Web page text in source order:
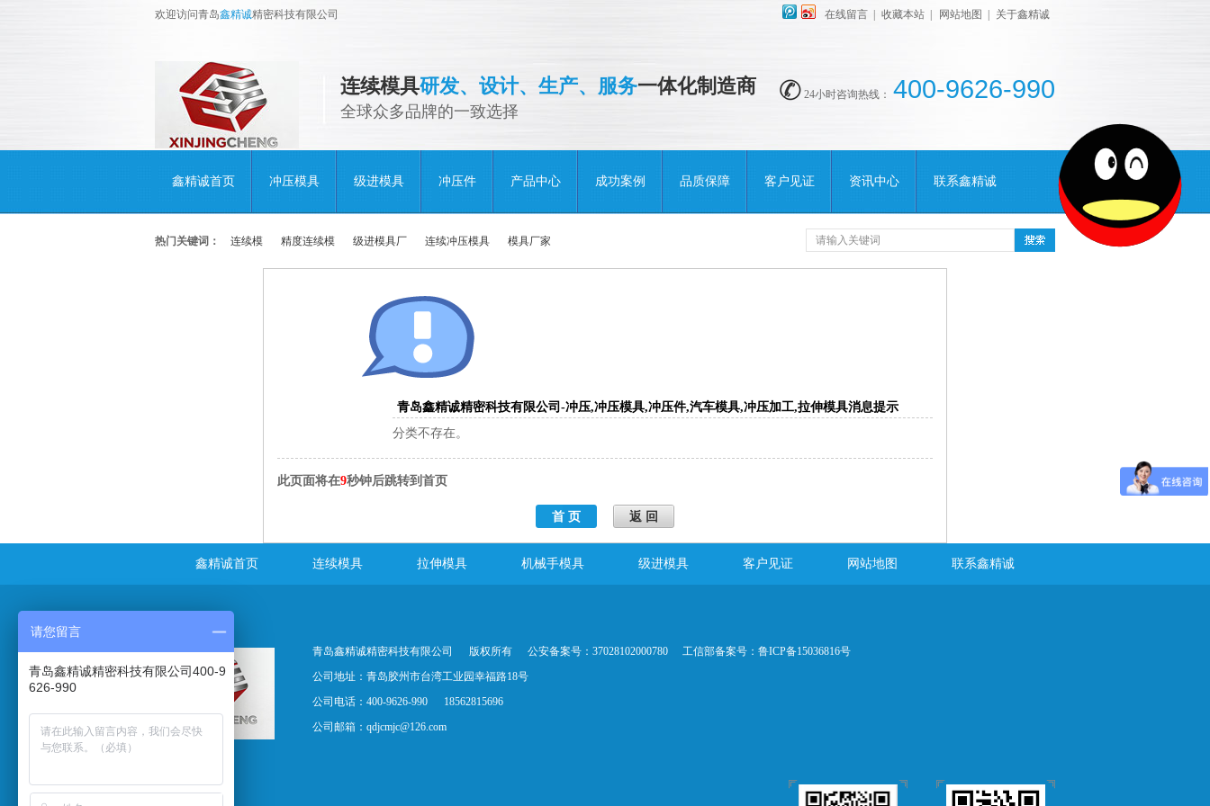
欢迎访问青岛鑫精诚精密科技有限公司 在线留言 收藏本站 网站地图 关于鑫精诚
连续模具研发、设计、生产、服务一体化制造商
全球众多品牌的一致选择
24小时咨询热线： 400-9626-990
鑫精诚首页 冲压模具 级进模具 冲压件 产品中心 成功案例 品质保障 客户见证 资讯中心 联系鑫精诚
热门关键词： 连续模 精度连续模 级进模具厂 连续冲压模具 模具厂家
青岛鑫精诚精密科技有限公司-冲压,冲压模具,冲压件,汽车模具,冲压加工,拉伸模具消息提示
分类不存在。
此页面将在9秒钟后跳转到首页
鑫精诚首页 连续模具 拉伸模具 机械手模具 级进模具 客户见证 网站地图 联系鑫精诚
青岛鑫精诚精密科技有限公司 版权所有 公安备案号：37028102000780 工信部备案号： 鲁ICP备15036816号
公司地址：青岛胶州市台湾工业园幸福路18号
公司电话：400-9626-990
18562815696
公司邮箱： qdjcmjc@126.com
请您留言
青岛鑫精诚精密科技有限公司400-9
626-990